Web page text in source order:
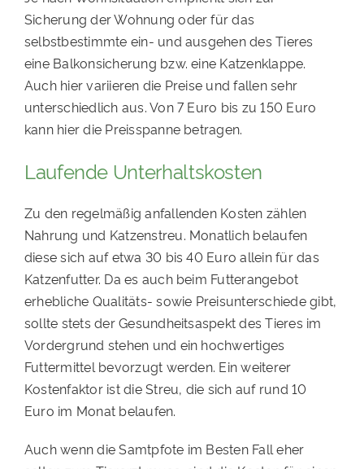
Sicherung der Wohnung oder für das
selbstbestimmte ein- und ausgehen des Tieres
eine Balkonsicherung bzw. eine Katzenklappe.
Auch hier variieren die Preise und fallen sehr
unterschiedlich aus. Von 7 Euro bis zu 150 Euro
kann hier die Preisspanne betragen.
Laufende Unterhaltskosten
Zu den regelmäßig anfallenden Kosten zählen
Nahrung und Katzenstreu. Monatlich belaufen
diese sich auf etwa 30 bis 40 Euro allein für das
Katzenfutter. Da es auch beim Futterangebot
erhebliche Qualitäts- sowie Preisunterschiede gibt,
sollte stets der Gesundheitsaspekt des Tieres im
Vordergrund stehen und ein hochwertiges
Futtermittel bevorzugt werden. Ein weiterer
Kostenfaktor ist die Streu, die sich auf rund 10
Euro im Monat belaufen.
Auch wenn die Samtpfote im Besten Fall eher